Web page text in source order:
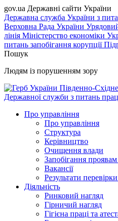
gov.ua Державні сайти України
Державна служба України з
Верховна Рада України
лінія Міністерство економіки
питань запобігання корупції
Пошук
Людям із порушенням зору
Південно-
Державної служби з питань
Про управління
Про управління
Структура
Керівництво
Очищення влади
Запобігання проявам
Вакансії
Результати
Діяльність
Ринковий нагляд
Гірничий нагляд
Гігієна праці та